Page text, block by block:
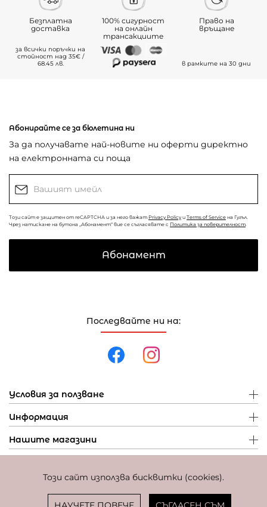
Този сайт използва бисквитки (cookies).
Безплатна
доставка
за всички поръчки на
стойност над 35€ /
68.45 лв.
100% сигурност
на онлайн
трансакциите
Право на
връщане
в рамките на 30 дни
Последвайте ни на:
Условия за ползване
Информация
Нашите магазини
Абонирайте се за бюлетина ни
За да получавате най-новите ни оферти директно
на електронната си поща
Този сайт е защитен от reCAPTCHA и за него важат Privacy Policy и Terms of Service на Гугъл.
Чрез натискане на бутона „Абонамент“ вие се съгласявате с Политика за поверителност
Абонамент
Фиксиран курс за превалутиране: 1 EUR = 1,95583 BGN